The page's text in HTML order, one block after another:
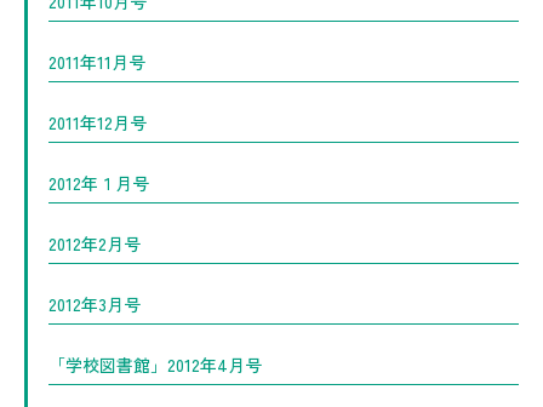
2011年11月号
2011年12月号
2012年１月号
2012年2月号
2012年3月号
「学校図書館」2012年4月号